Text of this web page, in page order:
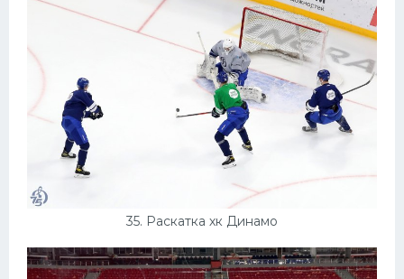
35. Раскатка хк Динамо